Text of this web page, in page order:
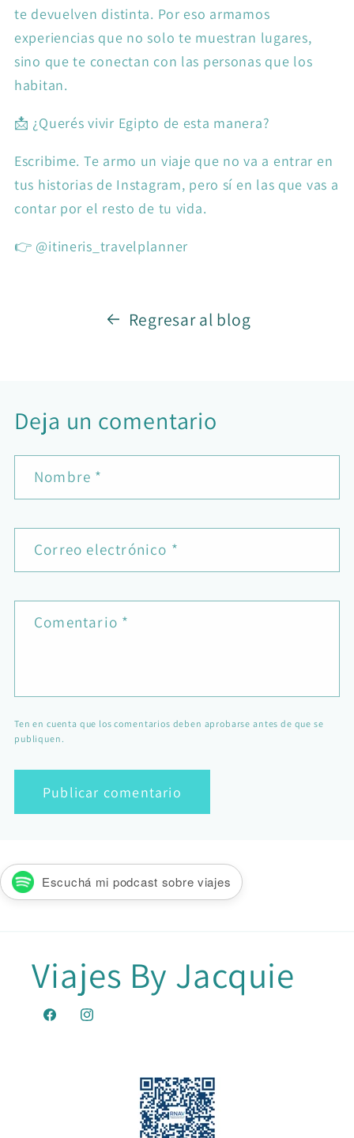
te devuelven distinta. Por eso armamos
experiencias que no solo te muestran lugares,
sino que te conectan con las personas que los
habitan.
📩 ¿Querés vivir Egipto de esta manera?
Escribime. Te armo un viaje que no va a entrar en
tus historias de Instagram, pero sí en las que vas a
contar por el resto de tu vida.
👉 @itineris_travelplanner
Regresar al blog
Deja un comentario
Nombre *
Correo electrónico *
Comentario *
Ten en cuenta que los comentarios deben aprobarse antes de que se
publiquen.
Escuchá mi podcast sobre viajes
Viajes By Jacquie
FacebookInstagram